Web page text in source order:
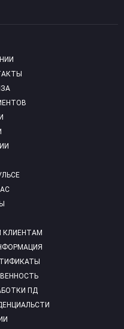
КЛИЕНТАМ
ПД